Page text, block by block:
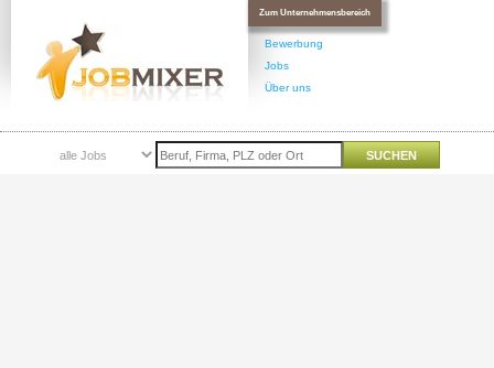
Zum Unternehmensbereich
Bewerbung
Jobs
Über uns